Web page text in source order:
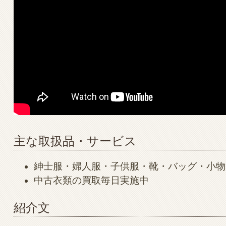
主な取扱品・サービス
紳士服・婦人服・子供服・靴・バッグ・小
中古衣類の買取毎日実施中
紹介文